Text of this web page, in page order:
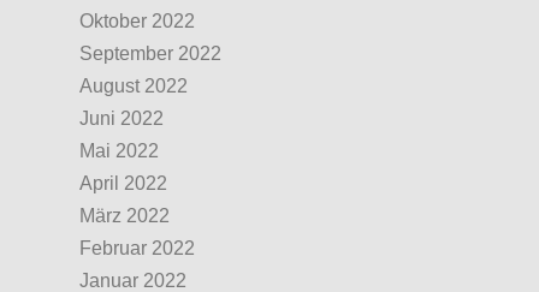
Oktober 2022
September 2022
August 2022
Juni 2022
Mai 2022
April 2022
März 2022
Februar 2022
Januar 2022